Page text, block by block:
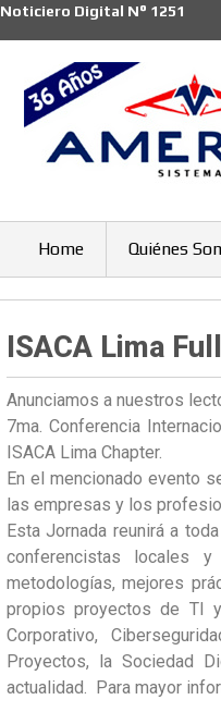
Noticiero Digital N° 1251
Home Quiénes
ISACA Lima
Anunciamos a nuestros
7ma. Conferencia
ISACA Lima Chapter.
En el mencionado evento
las empresas y los
Esta Jornada reunirá a
conferencistas locales
metodologías, mejores
propios proyectos de TI
Corporativo,
Proyectos, la Sociedad
actualidad. Para mayor